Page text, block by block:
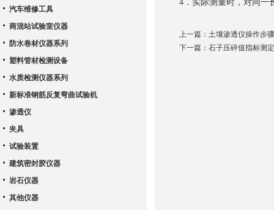
4．实际测量时，对同一
上一篇： 土壤渗透仪操作步骤
下一篇： 石子压碎值指标测
汽车维修工具
商混站试验室仪器
防水卷材仪器系列
塑料管材检测设备
水质检测仪器系列
新标准钢筋反复弯曲试验机
渗透仪
夹具
试验装置
建筑密封胶仪器
岩石仪器
其他仪器